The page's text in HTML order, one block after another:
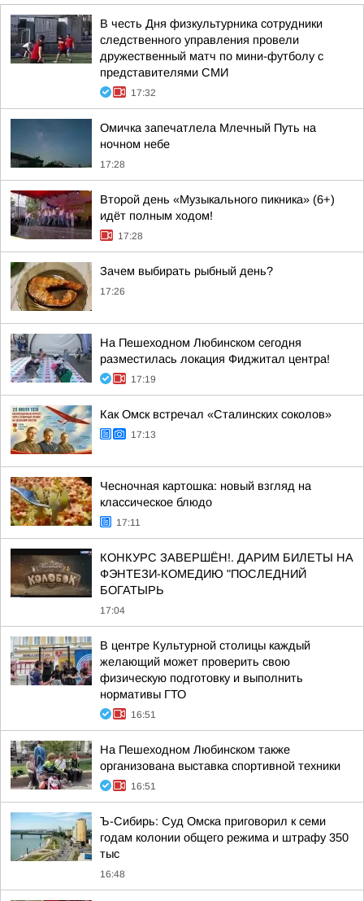
В честь Дня физкультурника сотрудники
следственного управления провели
дружественный матч по мини-футболу с
представителями СМИ
17:32
Омичка запечатлела Млечный Путь на
ночном небе
17:28
Второй день «Музыкального пикника» (6+)
идёт полным ходом!
17:28
Зачем выбирать рыбный день?
17:26
На Пешеходном Любинском сегодня
разместилась локация Фиджитал центра!
17:19
Как Омск встречал «Сталинских соколов»
17:13
Чесночная картошка: новый взгляд на
классическое блюдо
17:11
КОНКУРС ЗАВЕРШЁН!. ДАРИМ БИЛЕТЫ НА
ФЭНТЕЗИ-КОМЕДИЮ "ПОСЛЕДНИЙ
БОГАТЫРЬ
17:04
В центре Культурной столицы каждый
желающий может проверить свою
физическую подготовку и выполнить
нормативы ГТО
16:51
На Пешеходном Любинском также
организована выставка спортивной техники
16:51
Ъ-Сибирь: Суд Омска приговорил к семи
годам колонии общего режима и штрафу 350
тыс
16:48